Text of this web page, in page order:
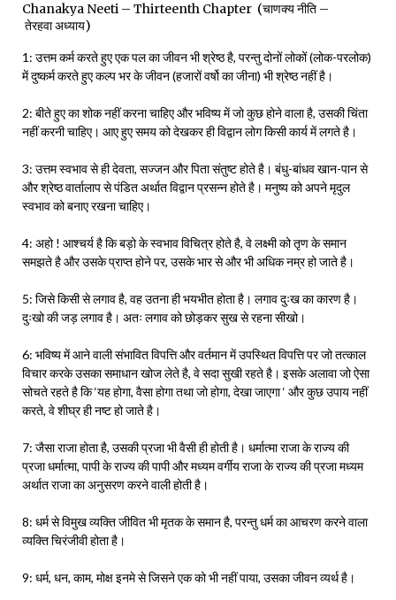
Chanakya Neeti – Thirteenth Chapter (चाणक्य नीति –
तेरहवा अध्याय)
1: उत्तम कर्म करते हुए एक पल का जीवन भी श्रेष्ठ है, परन्तु दोनों लोकों (लोक-परलोक)
में दुष्कर्म करते हुए कल्प भर के जीवन (हजारों वर्षो का जीना) भी श्रेष्ठ नहीं है।
2: बीते हुए का शोक नहीं करना चाहिए और भविष्य में जो कुछ होने वाला है, उसकी चिंता
नहीं करनी चाहिए। आए हुए समय को देखकर ही विद्वान लोग किसी कार्य में लगते है।
3: उत्तम स्वभाव से ही देवता, सज्जन और पिता संतुष्ट होते है। बंधु-बांधव खान-पान से
और श्रेष्ठ वार्तालाप से पंडित अर्थात विद्वान प्रसन्न होते है। मनुष्य को अपने मृदुल
स्वभाव को बनाए रखना चाहिए।
4: अहो ! आश्चर्य है कि बड़ो के स्वभाव विचित्र होते है, वे लक्ष्मी को तृण के समान
समझते है और उसके प्राप्त होने पर, उसके भार से और भी अधिक नम्र हो जाते है।
5: जिसे किसी से लगाव है, वह उतना ही भयभीत होता है। लगाव दुःख का कारण है।
दुःखो की जड़ लगाव है। अतः लगाव को छोड़कर सुख से रहना सीखो।
6: भविष्य में आने वाली संभावित विपत्ति और वर्तमान में उपस्थित विपत्ति पर जो तत्काल
विचार करके उसका समाधान खोज लेते है, वे सदा सुखी रहते है। इसके अलावा जो ऐसा
सोचते रहते है कि ‘यह होगा, वैसा होगा तथा जो होगा, देखा जाएगा ‘ और कुछ उपाय नहीं
करते, वे शीघ्र ही नष्ट हो जाते है।
7: जैसा राजा होता है, उसकी प्रजा भी वैसी ही होती है। धर्मात्मा राजा के राज्य की
प्रजा धर्मात्मा, पापी के राज्य की पापी और मध्यम वर्गीय राजा के राज्य की प्रजा मध्यम
अर्थात राजा का अनुसरण करने वाली होती है।
8: धर्म से विमुख व्यक्ति जीवित भी मृतक के समान है, परन्तु धर्म का आचरण करने वाला
व्यक्ति चिरंजीवी होता है।
9: धर्म, धन, काम, मोक्ष इनमे से जिसने एक को भी नहीं पाया, उसका जीवन व्यर्थ है।